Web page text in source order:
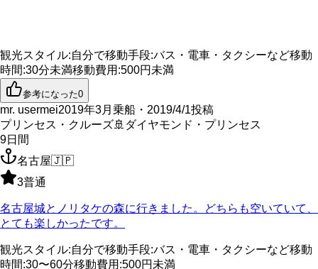
観光スタイル:自分で移動手段:バス・電車・タクシーなど移動
時間:30分未満移動費用 :500円未満
参考になった0
mr. usermei2019年3月乗船・2019/4/1投稿
プリンセス・クルーズ🚢 ダイヤモンド・プリンセス
9日間
名古屋🇯🇵
3普通
名古屋城とノリタケの森に行きました。どちらも空いていて、
とても楽しかったです。
観光スタイル:自分で移動手段:バス・電車・タクシーなど移動
時間:30〜60分移動費用 :500円未満